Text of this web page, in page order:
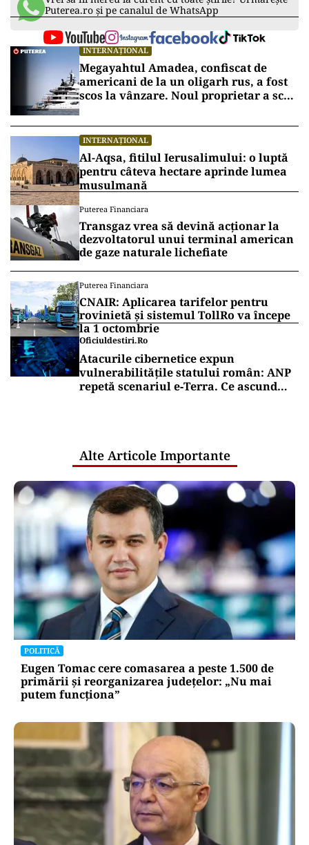
Puterea.ro și pe canalul de WhatsApp
INTERNAȚIONAL
Megayahtul Amadea, confiscat de
americani de la un oligarh rus, a fost
scos la vânzare. Noul proprietar a scos
INTERNAȚIONAL
Al-Aqsa, fitilul Ierusalimului: o luptă
pentru câteva hectare aprinde lumea
musulmană
Puterea Financiara
Transgaz vrea să devină acționar la
dezvoltatorul unui terminal american
de gaze naturale lichefiate
Puterea Financiara
CNAIR: Aplicarea tarifelor pentru
rovinietă și sistemul TollRo va începe
la 1 octombrie
Oficiuldestiri.ro
Atacurile cibernetice expun
vulnerabilitățile statului român: ANP
repetă scenariul e‑Terra. Ce ascund
Alte Articole Importante
POLITICĂ
Eugen Tomac cere comasarea a peste 1.500 de
primării și reorganizarea județelor: „Nu mai
putem funcționa”